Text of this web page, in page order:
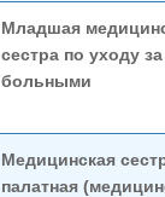
Младшая
сестра по уходу за
больными
Медицинская
палатная